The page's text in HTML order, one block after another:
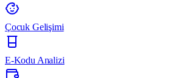
Çocuk Gelişimi
E-Kodu Analizi